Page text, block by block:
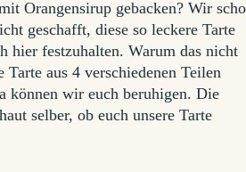
Orangensirup gebacken? Wir
geschafft, diese so leckere Tarte
hier festzuhalten. Warum das nicht
aus 4 verschiedenen Teilen
können wir euch beruhigen. Die
selber, ob euch unsere Tarte